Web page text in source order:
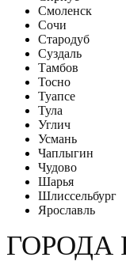
Смоленск
Сочи
Стародуб
Суздаль
Тамбов
Тосно
Туапсе
Тула
Углич
Усмань
Чаплыгин
Чудово
Шарья
Шлиссельбург
Ярославль
ГОРОДА